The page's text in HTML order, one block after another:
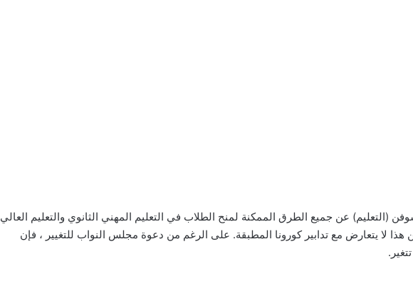
(التعليم) عن جميع الطرق الممكنة لمنح الطلاب في التعليم المهني الثانوي والتعليم العالي
هذا لا يتعارض مع تدابير كورونا المطبقة. على الرغم من دعوة مجلس النواب للتغيير ، فإن